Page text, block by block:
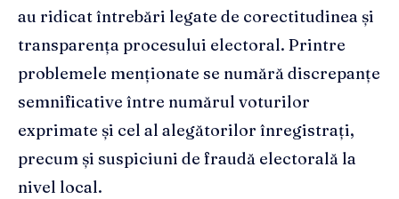
au ridicat întrebări legate de corectitudinea și
transparența procesului electoral. Printre
problemele menționate se numără discrepanțe
semnificative între numărul voturilor
exprimate și cel al alegătorilor înregistrați,
precum și suspiciuni de fraudă electorală la
nivel local.